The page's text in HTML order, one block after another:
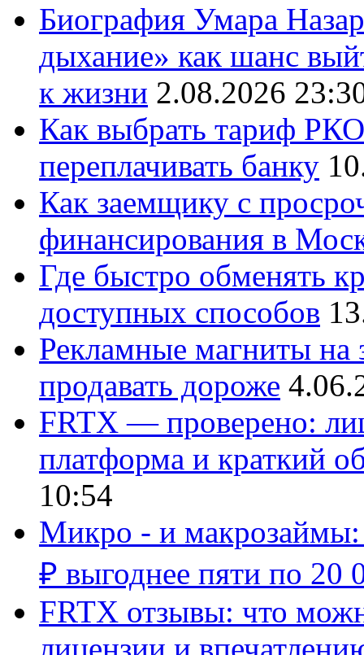
Биография Умара
дыхание» как шанс
к жизни 2.08.2026
Как выбрать тариф
переплачивать банку
Как заемщику с
финансирования в
Где быстро обменять
доступных способов
Рекламные магниты на
продавать дороже
FRTX — проверено:
платформа и краткий
10:54
Микро - и макрозаймы:
₽ выгоднее пяти по 20
FRTX отзывы: что
лицензии и